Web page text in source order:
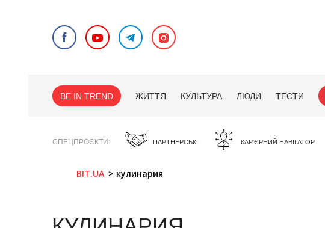
BE IN TREND ЖИТТЯ КУЛЬТУРА ЛЮДИ ТЕСТИ
СПЕЦПРОЄКТИ ПАРТНЕРСЬКІ КАР'ЄРНИЙ НАВІГАТОР
BIT.UA кулинария